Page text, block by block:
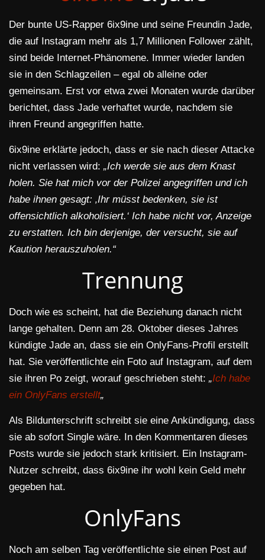
Der bunte US-Rapper 6ix9ine und seine Freundin Jade,
die auf Instagram mehr als 1,7 Millionen Follower zählt,
sind beide Internet-Phänomene. Immer wieder landen
sie in den Schlagzeilen – egal ob alleine oder
gemeinsam. Erst vor etwa zwei Monaten wurde darüber
berichtet, dass Jade verhaftet wurde, nachdem sie
ihren Freund angegriffen hatte.
6ix9ine erklärte jedoch, dass er sie nach dieser Attacke
nicht verlassen wird: „Ich werde sie aus dem Knast
holen. Sie hat mich vor der Polizei angegriffen und ich
habe ihnen gesagt: ‚Ihr müsst bedenken, sie ist
offensichtlich alkoholisiert.‘ Ich habe nicht vor, Anzeige
zu erstatten. Ich bin derjenige, der versucht, sie auf
Kaution herauszuholen.“
Trennung
Doch wie es scheint, hat die Beziehung danach nicht
lange gehalten. Denn am 28. Oktober dieses Jahres
kündigte Jade an, dass sie ein OnlyFans-Profil erstellt
hat. Sie veröffentlichte ein Foto auf Instagram, auf dem
sie ihren Po zeigt, worauf geschrieben steht: „Ich habe
ein OnlyFans erstellt„
Als Bildunterschrift schreibt sie eine Ankündigung, dass
sie ab sofort Single wäre. In den Kommentaren dieses
Posts wurde sie jedoch stark kritisiert. Ein Instagram-
Nutzer schreibt, dass 6ix9ine ihr wohl kein Geld mehr
gegeben hat.
OnlyFans
Noch am selben Tag veröffentlichte sie einen Post auf